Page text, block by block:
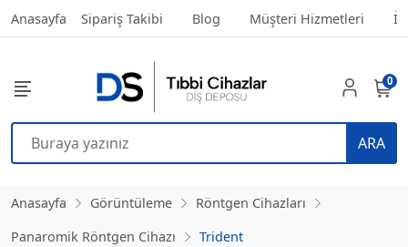
Anasayfa Sipariş Takibi Blog Müşteri Hizmetleri
ARA
0
Anasayfa Görüntüleme
Röntgen Cihazları
Panaromik Röntgen Cihazı
Trident